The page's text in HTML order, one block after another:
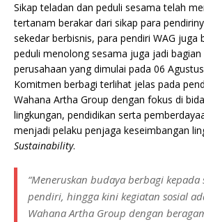
Sikap teladan dan peduli sesama telah
tertanam berakar dari sikap para
sekedar berbisnis, para pendiri WAG juga
peduli menolong sesama juga jadi bagian
perusahaan yang dimulai pada 06
Komitmen berbagi terlihat jelas pada
Wahana Artha Group dengan fokus di
lingkungan, pendidikan serta
menjadi pelaku penjaga keseimbangan
Sustainability.
“Meneruskan budaya berbagi kepada
pendiri, hingga kini kegiatan sosial
Wahana Artha Group dengan